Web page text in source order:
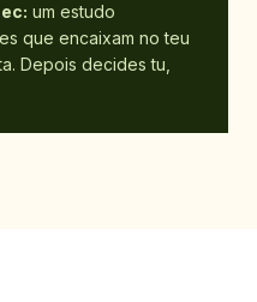
um estudo
que encaixam no teu
Depois decides tu,